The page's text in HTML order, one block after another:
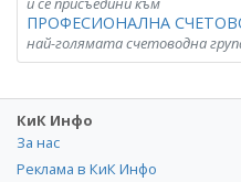
ПРОФЕСИОНАЛНА
най-голямата счетоводна
КиК Инфо
За нас
Реклама в КиК Инфо